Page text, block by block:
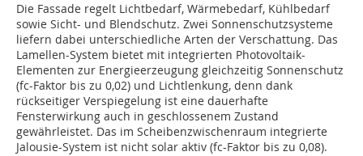
Die Fassade regelt Lichtbedarf, Wärmebedarf, Kühlbedarf
sowie Sicht- und Blendschutz. Zwei Sonnenschutzsysteme
liefern dabei unterschiedliche Arten der Verschattung. Das
Lamellen-System bietet mit integrierten Photovoltaik-
Elementen zur Energieerzeugung gleich­zeitig Sonnenschutz
(fc-Faktor bis zu 0,02) und Lichtlenkung, denn dank
rückseitiger Verspiegelung ist eine dauerhafte
Fensterwirkung auch in geschlossenem Zustand
gewährleistet. Das im Scheibenzwischenraum integrierte
Jalousie-System ist nicht solar aktiv (fc-Faktor bis zu 0,08).